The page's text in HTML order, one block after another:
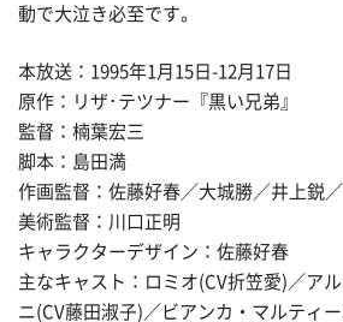
動で大泣き必至です。
本放送：1995年1月15日-12月17日
原作：リザ･テツナー『黒い兄弟』
監督：楠葉宏三
脚本：島田満
作画監督：佐藤好春／大城勝／井上鋭
美術監督：川口正明
キャラクターデザイン：佐藤好春
主なキャスト：ロミオ(CV折笠愛)／ア
ニ(CV藤田淑子)／ビアンカ・マルティ